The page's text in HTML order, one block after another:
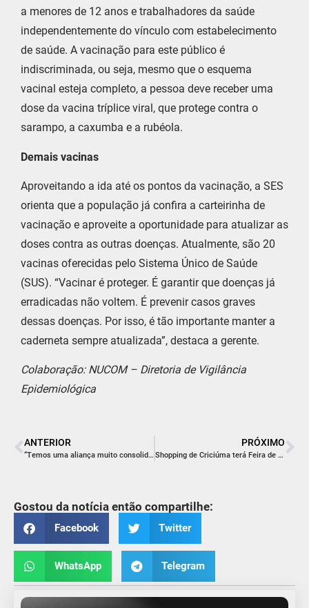
a menores de 12 anos e trabalhadores da saúde
independentemente do vínculo com estabelecimento
de saúde. A vacinação para este público é
indiscriminada, ou seja, mesmo que o esquema
vacinal esteja completo, a pessoa deve receber uma
dose da vacina tríplice viral, que protege contra o
sarampo, a caxumba e a rubéola.
Demais vacinas
Aproveitando a ida até os pontos da vacinação, a SES
orienta que a população já confira a carteirinha de
vacinação e aproveite a oportunidade para atualizar as
doses contra as outras doenças. Atualmente, são 20
vacinas oferecidas pelo Sistema Único de Saúde
(SUS). “Vacinar é proteger. É garantir que doenças já
erradicadas não voltem. É prevenir casos graves
dessas doenças. Por isso, é tão importante manter a
caderneta sempre atualizada”, destaca a gerente.
Colaboração: NUCOM – Diretoria de Vigilância
Epidemiológica
ANTERIOR
“Temos uma aliança muito consolidada entre PSD e MDB”
PRÓXIMO
Shopping de Criciúma terá Feira de Adoção de Animais no sábado
Gostou da notícia então compartilhe:
Facebook Twitter
WhatsApp Telegram